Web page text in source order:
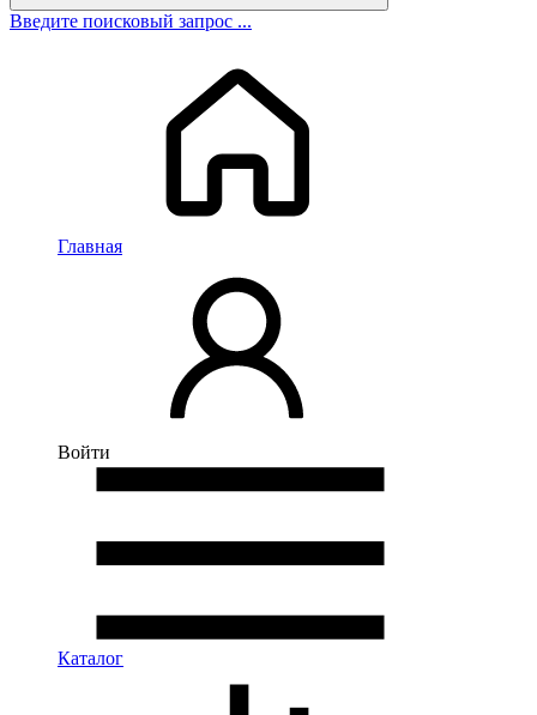
Введите поисковый запрос ...
Главная
Войти
Каталог